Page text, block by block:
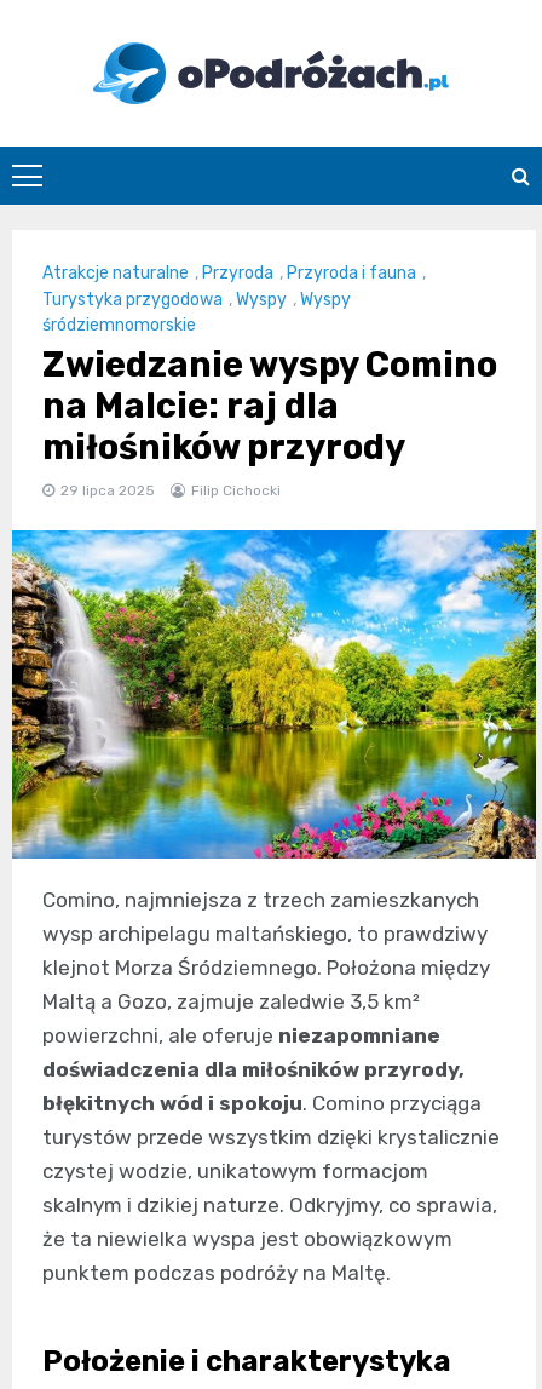
O
Podróżach
Atrakcje naturalne , Przyroda , Przyroda i fauna ,
Turystyka przygodowa ,Wyspy ,Wyspy
śródziemnomorskie
Zwiedzanie wyspy Comino
na Malcie: raj dla
miłośników przyrody
29 lipca 2025 Filip Cichocki
Comino, najmniejsza z trzech zamieszkanych
wysp archipelagu maltańskiego, to prawdziwy
klejnot Morza Śródziemnego. Położona między
Maltą a Gozo, zajmuje zaledwie 3,5 km²
powierzchni, ale oferuje niezapomniane
doświadczenia dla miłośników przyrody,
błękitnych wód i spokoju. Comino przyciąga
turystów przede wszystkim dzięki krystalicznie
czystej wodzie, unikatowym formacjom
skalnym i dzikiej naturze. Odkryjmy, co sprawia,
że ta niewielka wyspa jest obowiązkowym
punktem podczas podróży na Maltę.
Położenie i charakterystyka